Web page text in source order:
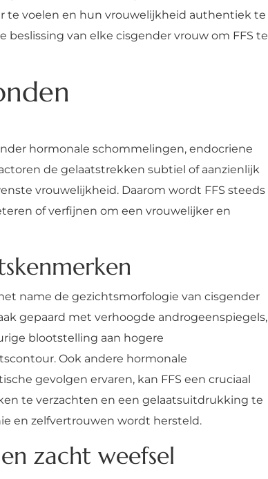
te voelen en hun vrouwelijkheid authentiek te
van elke cisgender vrouw om FFS te
hormonale schommelingen, endocriene
de gelaatstrekken subtiel of aanzienlijk
vrouwelijkheid. Daarom wordt FFS steeds
of verfijnen om een vrouwelijker en
name de gezichtsmorfologie van cisgender
gepaard met verhoogde androgeenspiegels,
blootstelling aan hogere
Ook andere hormonale
gevolgen ervaren, kan FFS een cruciaal
te verzachten en een gelaatsuitdrukking te
en zelfvertrouwen wordt hersteld.
zacht weefsel